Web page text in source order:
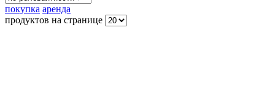
покупка аренда
продуктов на странице